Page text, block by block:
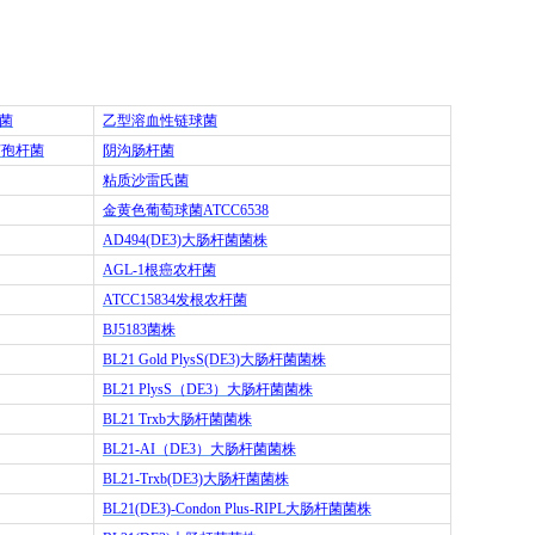
乙型溶血性链球菌
杆菌
阴沟肠杆菌
粘质沙雷氏菌
金黄色葡萄球菌ATCC6538
AD494(DE3)大肠杆菌菌株
AGL-1根癌农杆菌
ATCC15834发根农杆菌
BJ5183菌株
BL21 Gold PlysS(DE3)大肠杆菌菌株
BL21 PlysS （DE3）大肠杆菌菌株
BL21 Trxb大肠杆菌菌株
BL21-AI （DE3）大肠杆菌菌株
BL21-Trxb(DE3)大肠杆菌菌株
BL21(DE3)-Condon Plus-RIPL大肠杆菌菌株